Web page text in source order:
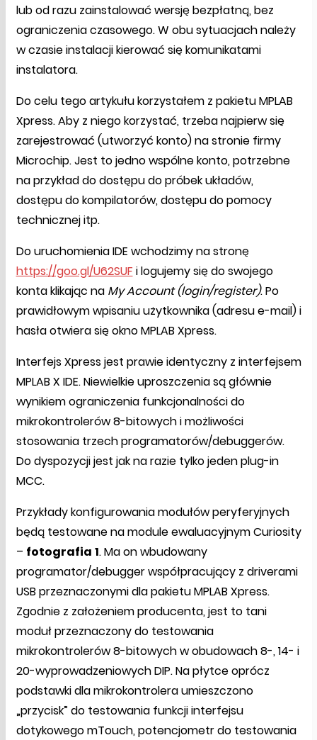
lub od razu zainstalować wersję bezpłatną, bez
ograniczenia czasowego. W obu sytuacjach należy
w czasie instalacji kierować się komunikatami
instalatora.
Do celu tego artykułu korzystałem z pakietu MPLAB
Xpress. Aby z niego korzystać, trzeba najpierw się
zarejestrować (utworzyć konto) na stronie firmy
Microchip. Jest to jedno wspólne konto, potrzebne
na przykład do dostępu do próbek układów,
dostępu do kompilatorów, dostępu do pomocy
technicznej itp.
Do uruchomienia IDE wchodzimy na stronę
https://goo.gl/U62SUF i logujemy się do swojego
konta klikając na My Account (login/register). Po
prawidłowym wpisaniu użytkownika (adresu e-mail) i
hasła otwiera się okno MPLAB Xpress.
Interfejs Xpress jest prawie identyczny z interfejsem
MPLAB X IDE. Niewielkie uproszczenia są głównie
wynikiem ograniczenia funkcjonalności do
mikrokontrolerów 8-bitowych i możliwości
stosowania trzech programatorów/debuggerów.
Do dyspozycji jest jak na razie tylko jeden plug-in
MCC.
Przykłady konfigurowania modułów peryferyjnych
będą testowane na module ewaluacyjnym Curiosity
– fotografia 1. Ma on wbudowany
programator/debugger współpracujący z driverami
USB przeznaczonymi dla pakietu MPLAB Xpress.
Zgodnie z założeniem producenta, jest to tani
moduł przeznaczony do testowania
mikrokontrolerów 8-bitowych w obudowach 8-, 14- i
20-wyprowadzeniowych DIP. Na płytce oprócz
podstawki dla mikrokontrolera umieszczono
„przycisk” do testowania funkcji interfejsu
dotykowego mTouch, potencjometr do testowania